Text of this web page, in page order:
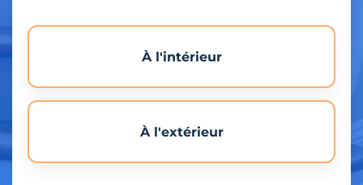
À l'intérieur
À l'extérieur